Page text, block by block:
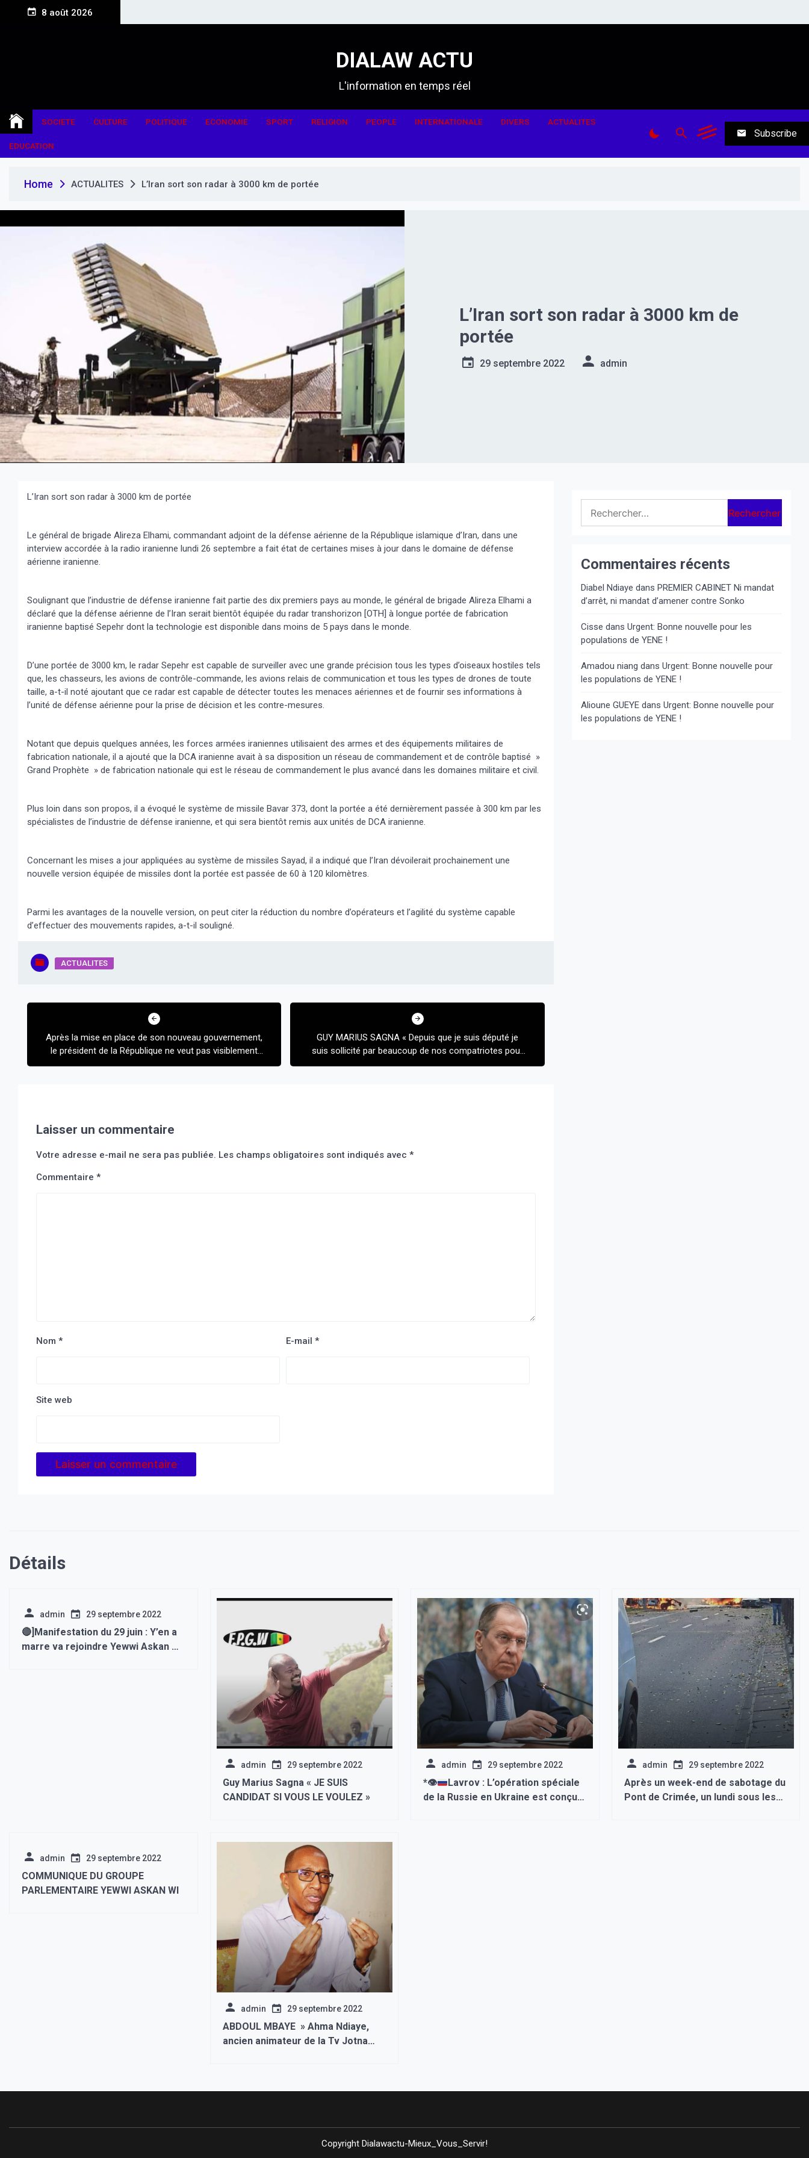
8 août 2026
DIALAW ACTU
L'information en temps réel
SOCIETE CULTURE POLITIQUE ECONOMIE SPORT RELIGION PEOPLE INTERNATIONALE DIVERS ACTUALITES
EDUCATION
Subscribe
Home ACTUALITES L’Iran sort son radar à 3000 km de portée
L’Iran sort son radar à 3000 km de
portée
29 septembre 2022 admin
L’Iran sort son radar à 3000 km de portée
Le général de brigade Alireza Elhami, commandant adjoint de la défense aérienne de la République islamique d’Iran, dans une
interview accordée à la radio iranienne lundi 26 septembre a fait état de certaines mises à jour dans le domaine de défense
aérienne iranienne.
Soulignant que l’industrie de défense iranienne fait partie des dix premiers pays au monde, le général de brigade Alireza Elhami a
déclaré que la défense aérienne de l’Iran serait bientôt équipée du radar transhorizon [OTH] à longue portée de fabrication
iranienne baptisé Sepehr dont la technologie est disponible dans moins de 5 pays dans le monde.
D’une portée de 3000 km, le radar Sepehr est capable de surveiller avec une grande précision tous les types d’oiseaux hostiles tels
que, les chasseurs, les avions de contrôle-commande, les avions relais de communication et tous les types de drones de toute
taille, a-t-il noté ajoutant que ce radar est capable de détecter toutes les menaces aériennes et de fournir ses informations à
l’unité de défense aérienne pour la prise de décision et les contre-mesures.
Notant que depuis quelques années, les forces armées iraniennes utilisaient des armes et des équipements militaires de
fabrication nationale, il a ajouté que la DCA iranienne avait à sa disposition un réseau de commandement et de contrôle baptisé »
Grand Prophète » de fabrication nationale qui est le réseau de commandement le plus avancé dans les domaines militaire et civil.
Plus loin dans son propos, il a évoqué le système de missile Bavar 373, dont la portée a été dernièrement passée à 300 km par les
spécialistes de l’industrie de défense iranienne, et qui sera bientôt remis aux unités de DCA iranienne.
Concernant les mises a jour appliquées au système de missiles Sayad, il a indiqué que l’Iran dévoilerait prochainement une
nouvelle version équipée de missiles dont la portée est passée de 60 à 120 kilomètres.
Parmi les avantages de la nouvelle version, on peut citer la réduction du nombre d’opérateurs et l’agilité du système capable
d’effectuer des mouvements rapides, a-t-il souligné.
ACTUALITES
Navigation
l’articleAprès la mise en place de son nouveau gouvernement,
le président de la République ne veut pas visiblement
perdre de temps. Une semaine après la formation de
GUY MARIUS SAGNA « Depuis que je suis député je
suis sollicité par beaucoup de nos compatriotes pour
faire de ma personne le parrain de beaucoup
Laisser un commentaire
Votre adresse e-mail ne sera pas publiée. Les champs obligatoires sont indiqués avec *
Commentaire *
Nom * E-mail *
Site web
Commentaires récents
Diabel Ndiaye dans PREMIER CABINET Ni mandat
d’arrêt, ni mandat d’amener contre Sonko
Cisse dans Urgent: Bonne nouvelle pour les
populations de YENE !
Amadou niang dans Urgent: Bonne nouvelle pour
les populations de YENE !
Alioune GUEYEdans Urgent: Bonne nouvelle pour
les populations de YENE !
Détails
admin 29 septembre 2022
🔴]Manifestation du 29 juin : Y’en a
marre va rejoindre Yewwi Askan wi
admin 29 septembre 2022
Guy Marius Sagna « JE SUIS
CANDIDAT SI VOUS LE VOULEZ »
admin 29 septembre 2022
*👁
Lavrov : L’opération spéciale
de la Russie en Ukraine est conçue
admin 29 septembre 2022
Après un week-end de sabotage du
Pont de Crimée, un lundi sous les
admin 29 septembre 2022
COMMUNIQUE DU GROUPE
PARLEMENTAIRE YEWWI ASKAN WI
admin 29 septembre 2022
ABDOUL MBAYE » Ahma Ndiaye,
ancien animateur de la Tv Jotna
Copyright Dialawactu-Mieux_Vous_Servir!